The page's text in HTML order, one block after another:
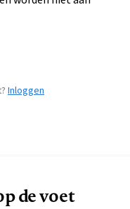
Inloggen
de voet